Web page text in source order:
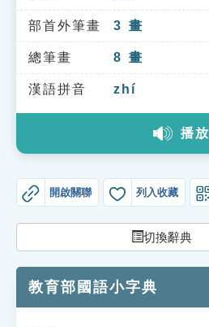
知識索引
單字索引
生命大百科索引
教學應用
貓頭鷹博士
部首外筆畫 3 畫
總筆畫 8 畫
漢語拼音 zhí
播放
開啟關聯 列入收藏
切換辭典
教育部國語小字典